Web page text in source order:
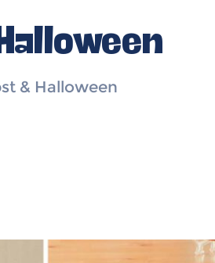
& Halloween